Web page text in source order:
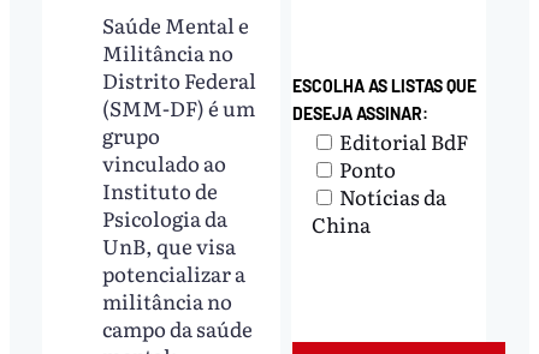
Saúde Mental e
Militância no
Distrito Federal
(SMM-DF) é um
grupo
vinculado ao
Instituto de
Psicologia da
UnB, que visa
potencializar a
militância no
campo da saúde
ESCOLHA AS LISTAS QUE
DESEJA ASSINAR:
Editorial BdF
Ponto
Notícias da
China